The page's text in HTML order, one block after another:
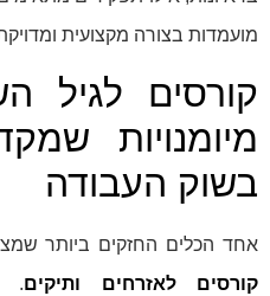
מועמדות בצורה מקצועית
קורסים לגיל
מיומנויות
בשוק העבודה
אחד הכלים החזקים ביותר
קורסים לאזרחים ותיקים.